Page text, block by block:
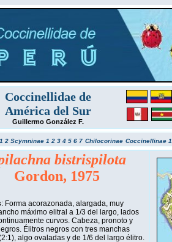
Coccinellidae de
América del Sur
Guillermo González F.
2 Scymninae 1 2 3 4 5 6 7 Chilocorinae Coccinellinae 1
bistrispilota
Gordon, 1975
: Forma acorazonada, alargada, muy
máximo elitral a 1/3 del largo, lados
curvos. Cabeza, pronoto y
Élitros negros con tres manchas
algo ovaladas y de 1/6 del largo élitro.